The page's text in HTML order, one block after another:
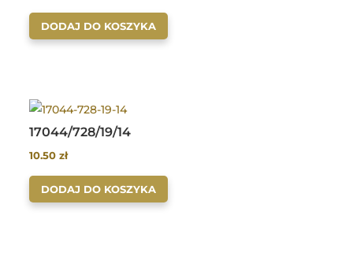
DODAJ DO KOSZYKA
17044/728/19/14
10.50zł
DODAJ DO KOSZYKA